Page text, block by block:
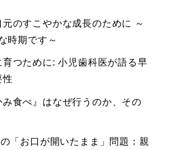
のすこやかな成長のために ～
時期です～
つために: 小児歯科医が語る早
食べ』はなぜ行うのか、その
「お口が開いたまま」問題：親